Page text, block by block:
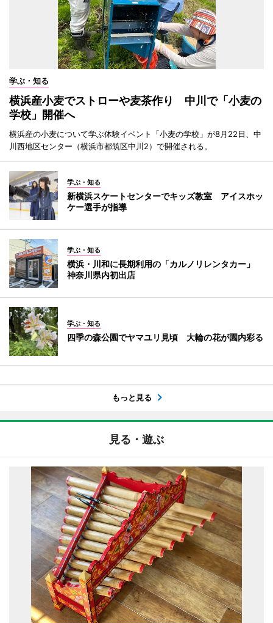
学ぶ・知る
横浜産小麦でストローや麦茶作り 中川で「小麦の
学校」開催へ
横浜産の小麦について学ぶ体験イベント「小麦の学校」が8月22日、中
川西地区センター（横浜市都筑区中川2）で開催される。
学ぶ・知る
新横浜スケートセンターでキッズ教室 アイスホッ
ケー選手が指導
学ぶ・知る
横浜・川和に長期利用の「カルノリレンタカー」
神奈川県内初出店
学ぶ・知る
四季の森公園でヤマユリ見頃 大輪の花が園内彩る
もっと見る
見る・遊ぶ